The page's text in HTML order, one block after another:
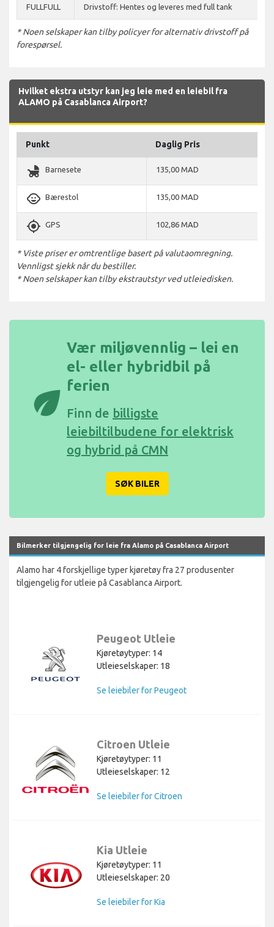
FULLFULL Drivstoff: Hentes og leveres med full tank
* Noen selskaper kan tilby policyer for alternativ drivstoff på
forespørsel.
Hvilket ekstra utstyr kan jeg leie med en leiebil fra
ALAMO på Casablanca Airport?
Punkt Daglig Pris
child_friendly Barnesete 135,00 MAD
child_care Bærestol 135,00 MAD
gps_fixed GPS 102,86 MAD
* Viste priser er omtrentlige basert på valutaomregning.
Vennligst sjekk når du bestiller.
* Noen selskaper kan tilby ekstrautstyr ved utleiedisken.
eco
Vær miljøvennlig – lei en
el- eller hybridbil på
ferien
Finn de billigste
leiebiltilbudene for elektrisk
og hybrid på CMN
SØK BILER
Bilmerker tilgjengelig for leie fra Alamo på Casablanca Airport
Alamo har 4 forskjellige typer kjøretøy fra 27 produsenter
tilgjengelig for utleie på Casablanca Airport.
Peugeot Utleie
Kjøretøytyper: 14
Utleieselskaper: 18
Se leiebiler for Peugeot
Citroen Utleie
Kjøretøytyper: 11
Utleieselskaper: 12
Se leiebiler for Citroen
Kia Utleie
Kjøretøytyper: 11
Utleieselskaper: 20
Se leiebiler for Kia